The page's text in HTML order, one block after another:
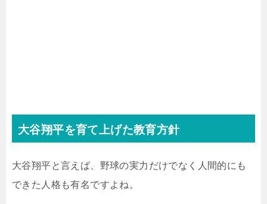
大谷翔平を育て上げた教育方針
大谷翔平と言えば、野球の実力だけでなく人間的にも
できた人格も有名ですよね。